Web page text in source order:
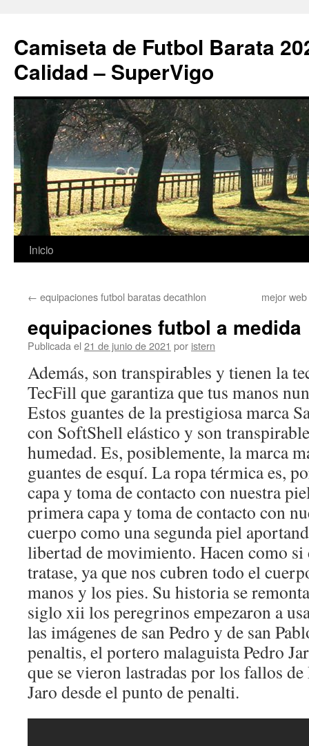
Camiseta de Futbol Barata
Calidad – SuperVigo
Saltar
contenido
Inicio
← equipaciones futbol baratas decathlon mejor
equipaciones futbol a medida
Publicada el 21 de junio de 2021 por istern
Además, son transpirables y tienen la
TecFill que garantiza que tus manos
Estos guantes de la prestigiosa marca
con SoftShell elástico y son
humedad. Es, posiblemente, la marca
guantes de esquí. La ropa térmica es,
capa y toma de contacto con nuestra
primera capa y toma de contacto con
cuerpo como una segunda piel
libertad de movimiento. Hacen como si
tratase, ya que nos cubren todo el
manos y los pies. Su historia se
siglo xii los peregrinos empezaron a
las imágenes de san Pedro y de san
penaltis, el portero malaguista Pedro
que se vieron lastradas por los fallos
Jaro desde el punto de penalti.